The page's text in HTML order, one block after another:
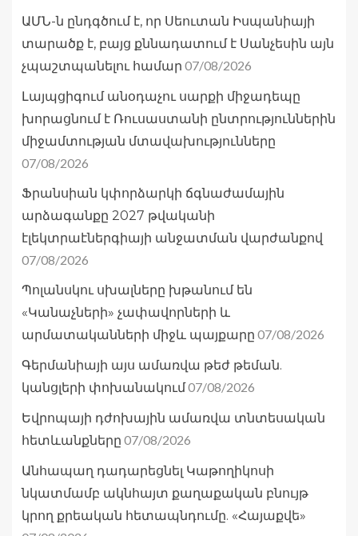
ԱՄՆ-ն ընդգծում է, որ Սեուտան Իսպանիայի
տարածք է, բայց քննադատում է Սանչեսին այն
չպաշտպանելու համար 07/08/2026
Լայպցիգում անօդաչու սարքի միջադեպը
խորացնում է Ռուսաստանի ընտրություններին
միջամտության մտավախությունները
07/08/2026
Ֆրանսիան կփորձարկի ճգնաժամային
արձագանքը 2027 թվականի
էլեկտրաէներգիայի անջատման վարժանքով
07/08/2026
Պոլանսկու սխալները խթանում են
«Կանաչների» չափավորների և
արմատականների միջև պայքարը 07/08/2026
Գերմանիայի այս ամառվա թեժ թեման.
կանցլերի փոխանակում07/08/2026
Եվրոպայի դժոխային ամառվա տնտեսական
հետևանքները 07/08/2026
Անհապաղ դադարեցնել Կաթողիկոսի
նկատմամբ ակնհայտ քաղաքական բնույթ
կրող քրեական հետապնդումը. «Հայաքվե»